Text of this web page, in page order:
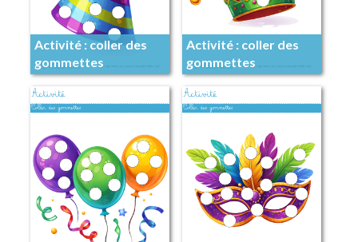
Activité : coller des
gommettes
Activité : coller des
gommettes